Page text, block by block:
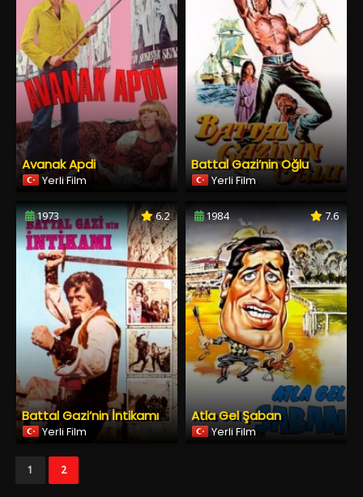
Avanak Apdi
Yerli Film
Battal Gazi’nin Oğlu
Yerli Film
1973 6.2
Battal Gazi’nin İntikamı
Yerli Film
1984 7.6
Atla Gel Şaban
Yerli Film
1 2